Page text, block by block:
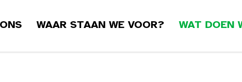
WAAR STAAN WE VOOR? WAT DOEN